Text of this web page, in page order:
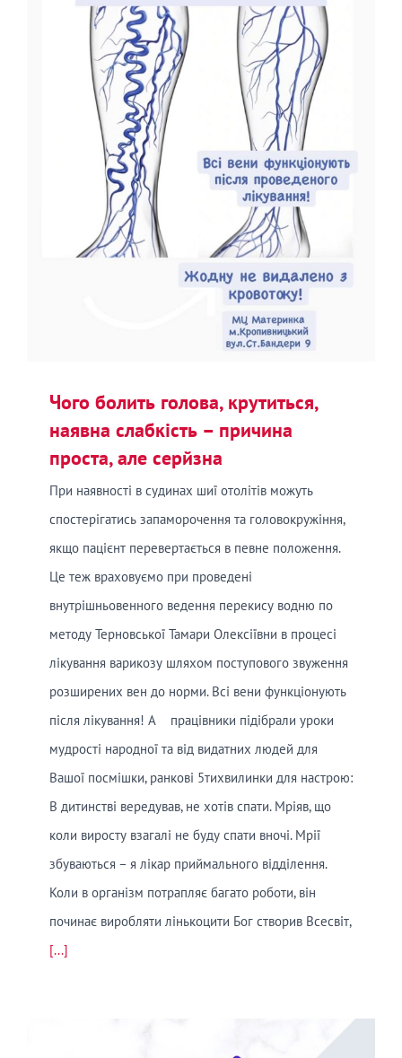
Чого болить голова, крутиться,
наявна слабкість – причина
проста, але серйзна
При наявності в судинах шиї отолітів можуть
спостерігатись запаморочення та головокружіння,
якщо пацієнт перевертається в певне положення.
Це теж враховуємо при проведені
внутрішньовенного ведення перекису водню по
методу Терновської Тамари Олексіївни в процесі
лікування варикозу шляхом поступового звуження
розширених вен до норми. Всі вени функціонують
після лікування! А працівники підібрали уроки
мудрості народної та від видатних людей для
Вашої посмішки, ранкові 5тихвилинки для настрою:
В дитинстві вередував, не хотів спати. Мріяв, що
коли виросту взагалі не буду спати вночі. Мрії
збуваються – я лікар приймального відділення.
Коли в організм потрапляє багато роботи, він
починає виробляти лінькоцити Бог створив Всесвіт,
[...]